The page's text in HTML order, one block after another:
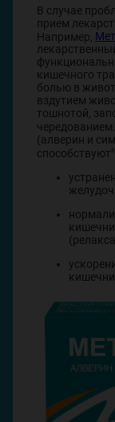
В случае
прием
Например,
кишечного
болью в
вздутием
тошнотой,
чередованием.
(алверин и
способствуют